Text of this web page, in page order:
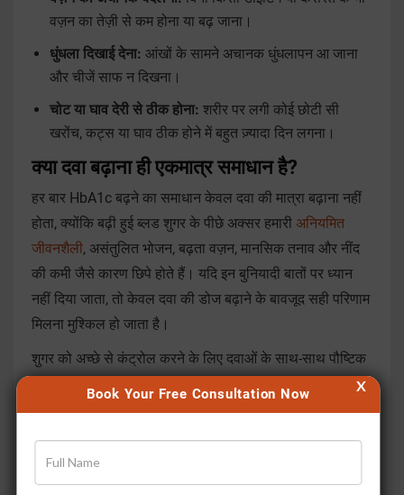
Book Your Free Consultation Now X
वज़न का तेज़ी से कम होना या बढ़ जाना।
धुंधला दिखाई देना: आंखों के सामने अचानक धुंधलापन आ जाना
और चीजें साफ न दिखना।
चोट या घाव देरी से ठीक होना: शरीर पर लगी कोई छोटी सी
खरोंच, कट्स या घाव ठीक होने में बहुत ज़्यादा दिन लगना।
क्या दवा बढ़ाना ही एकमात्र समाधान है?
हर बार HbA1c बढ़ने का समाधान केवल दवा की मात्रा बढ़ाना नहीं
होता, क्योंकि बढ़ी हुई ब्लड शुगर के पीछे अक्सर हमारी अनियमित
जीवनशैली, असंतुलित भोजन, बढ़ता वज़न, मानसिक तनाव और नींद
की कमी जैसे कारण छिपे होते हैं। यदि इन बुनियादी बातों पर ध्यान
नहीं दिया जाता, तो केवल दवा की डोज बढ़ाने के बावजूद सही परिणाम
मिलना मुश्किल हो जाता है।
शुगर को अच्छे से कंट्रोल करने के लिए दवाओं के साथ-साथ पौष्टिक
समय तक बेहतर शुगर नियंत्रण और अच्छा स्वास्थ्य बनाए रखने में
वास्तविक सहायता मिलती है।